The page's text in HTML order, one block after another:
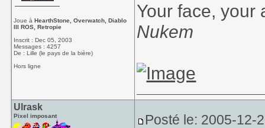
Joue àHearthStone, Overwatch, Diablo
III ROS, Retropie
Inscrit : Dec 05, 2003
Messages : 4257
De : Lille (le pays de la bière)
Hors ligne
Your face,
Nukem
Ulrask
Pixel imposant Posté le: 2005-12-